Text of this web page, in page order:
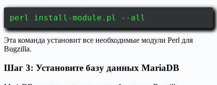
perl install-module.pl --all
Эта команда установит все необходимые модули Perl для
Bugzilla.
Шаг 3: Установите базу данных MariaDB